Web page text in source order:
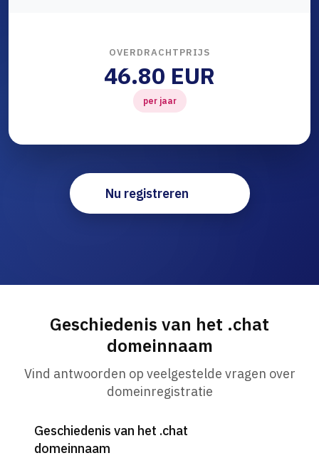
OVERDRACHTPRIJS
46.80 EUR
per jaar
Nu registreren
Geschiedenis van het .chat
domeinnaam
Vind antwoorden op veelgestelde vragen over
domeinregistratie
Geschiedenis van het .chat
domeinnaam